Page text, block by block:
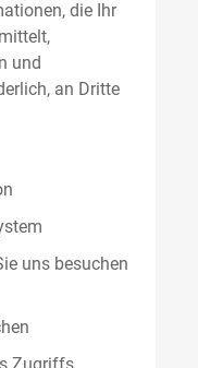
die Ihr
und
an Dritte
uns besuchen